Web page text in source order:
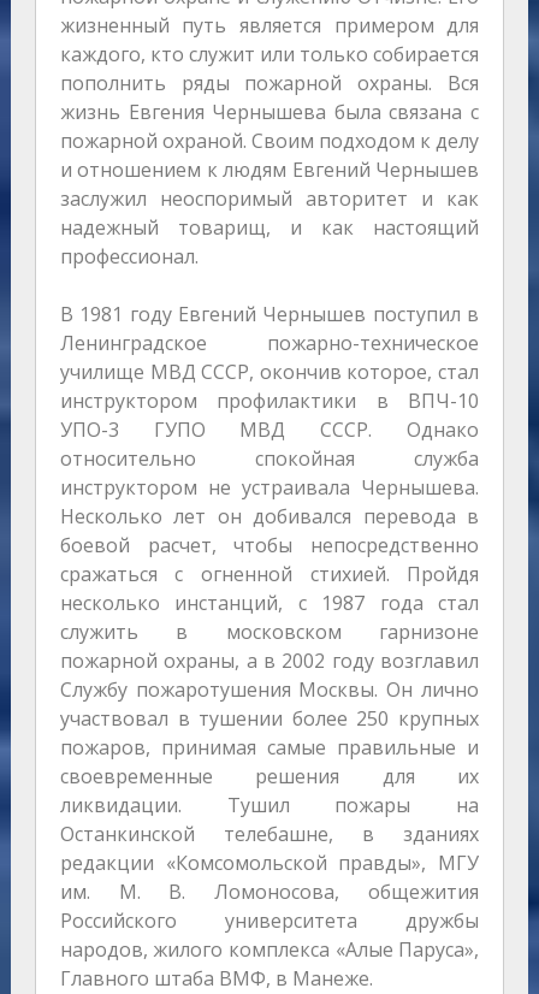
жизненный путь является примером для
каждого, кто служит или только собирается
пополнить ряды пожарной охраны. Вся
жизнь Евгения Чернышева была связана с
пожарной охраной. Своим подходом к делу
и отношением к людям Евгений Чернышев
заслужил неоспоримый авторитет и как
надежный товарищ, и как настоящий
профессионал.
В 1981 году Евгений Чернышев поступил в
Ленинградское пожарно-техническое
училище МВД СССР, окончив которое, стал
инструктором профилактики в ВПЧ-10
УПО-3 ГУПО МВД СССР. Однако
относительно спокойная служба
инструктором не устраивала Чернышева.
Несколько лет он добивался перевода в
боевой расчет, чтобы непосредственно
сражаться с огненной стихией. Пройдя
несколько инстанций, с 1987 года стал
служить в московском гарнизоне
пожарной охраны, а в 2002 году возглавил
Службу пожаротушения Москвы. Он лично
участвовал в тушении более 250 крупных
пожаров, принимая самые правильные и
своевременные решения для их
ликвидации. Тушил пожары на
Останкинской телебашне, в зданиях
редакции «Комсомольской правды», МГУ
им. М. В. Ломоносова, общежития
Российского университета дружбы
народов, жилого комплекса «Алые Паруса»,
Главного штаба ВМФ, в Манеже.